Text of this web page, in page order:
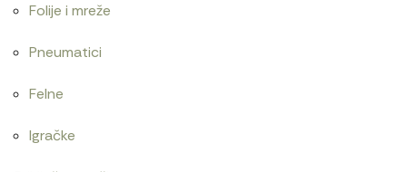
Folije i mreže
Pneumatici
Felne
Igračke